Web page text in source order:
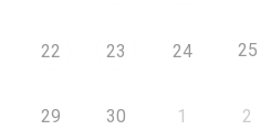
22 23 24 25
29 30 1 2